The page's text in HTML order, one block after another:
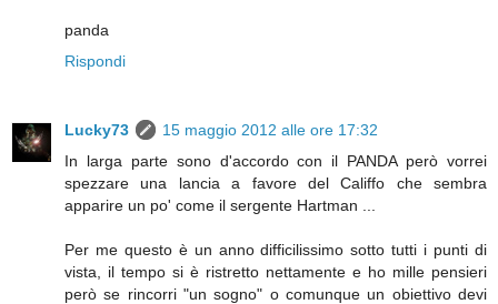
panda
Rispondi
Lucky73
15 maggio 2012 alle ore 17:32
In larga parte sono d'accordo con il PANDA però vorrei
spezzare una lancia a favore del Califfo che sembra
apparire un po' come il sergente Hartman ...
Per me questo è un anno difficilissimo sotto tutti i punti di
vista, il tempo si è ristretto nettamente e ho mille pensieri
però se rincorri "un sogno" o comunque un obiettivo devi